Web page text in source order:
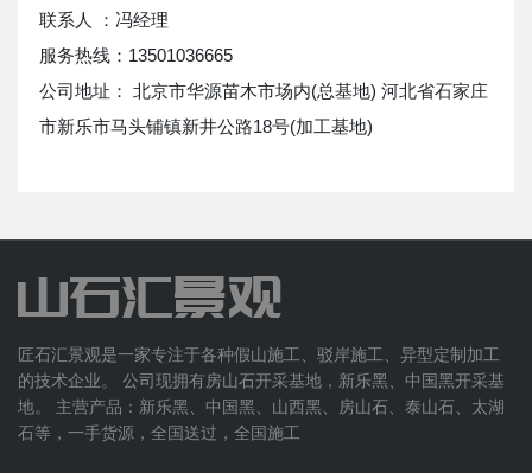
联系人 ：冯经理
服务热线：13501036665
公司地址： 北京市华源苗木市场内(总基地) 河北省石家庄
市新乐市马头铺镇新井公路18号(加工基地)
匠石汇景观是一家专注于各种假山施工、驳岸施工、异型定制加工
的技术企业。 公司现拥有房山石开采基地，新乐黑、中国黑开采基
地。 主营产品：新乐黑、中国黑、山西黑、房山石、泰山石、太湖
石等，一手货源，全国送过，全国施工